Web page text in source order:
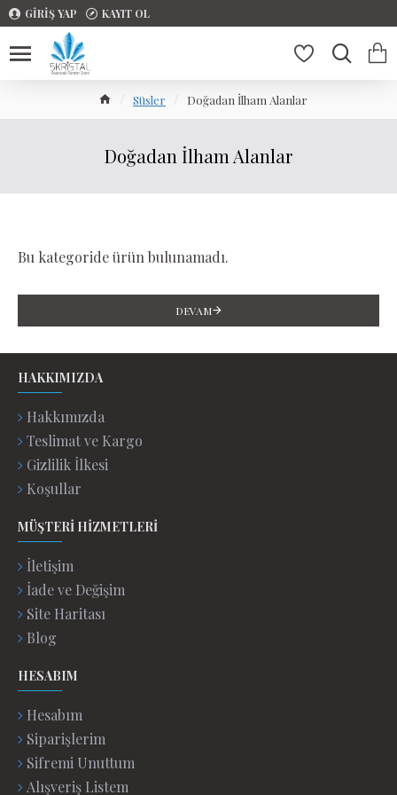
GIRIŞ YAP KAYIT OL
Süsler Doğadan İlham Alanlar
Doğadan İlham Alanlar
Bu kategoride ürün bulunamadı.
DEVAM
HAKKIMIZDA
Hakkımızda
Teslimat ve Kargo
Gizlilik İlkesi
Koşullar
MÜŞTERI HIZMETLERI
İletişim
İade ve Değişim
Site Haritası
Blog
HESABIM
Hesabım
Siparişlerim
Sifremi Unuttum
Alışveriş Listem